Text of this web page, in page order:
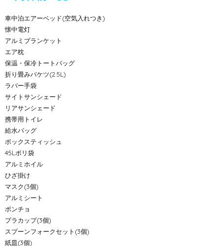
車中泊エアーベッド(空気入れつき)
懐中電灯
アルミブランケット
エア枕
保温・保冷トートバッグ
折り畳みバケツ(2.5L)
ラバー手袋
サイトサンシェード
リアサンシェード
携帯用トイレ
給水バッグ
ボックスティッシュ
45Lポリ袋
アルミホイル
ひざ掛け
マスク(3個)
アルミシート
ポンチョ
プラカップ(3個)
スプーンフォークセット(3個)
紙皿(3個)